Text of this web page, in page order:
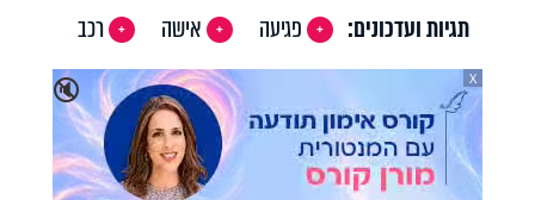
תגיות ועדכונים: פגיעה אישה
רכב
🔇
X